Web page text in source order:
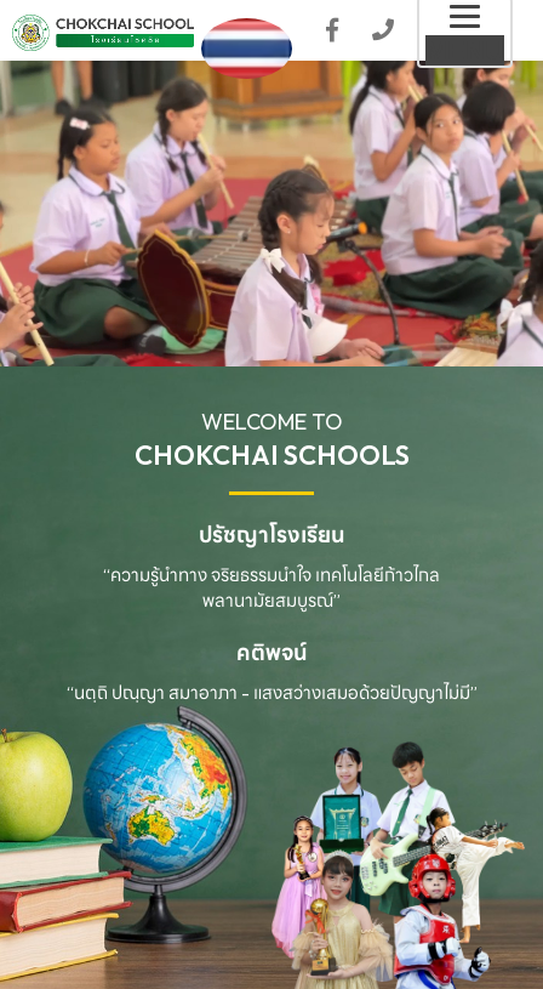
WELCOME TO
CHOKCHAI SCHOOLS
ปรัชญาโรงเรียน
“ความรู้นำทาง จริยธรรมนำใจ เทคโนโลยีก้าวไกล
พลานามัยสมบูรณ์”
คติพจน์
“นตฺถิ ปณฺญา สมาอาภา - แสงสว่างเสมอด้วยปัญญาไม่มี”